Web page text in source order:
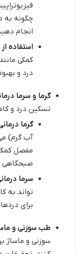
چگونه به
انجام
استفاده
کمکی
درد و
گرما و سرما
تسکین درد و
گرما
آب گرم)
مفصل کمک
صبحگاهی
سرما
تواند به
برای
طب سوزنی و
سوزنی و ماساژ